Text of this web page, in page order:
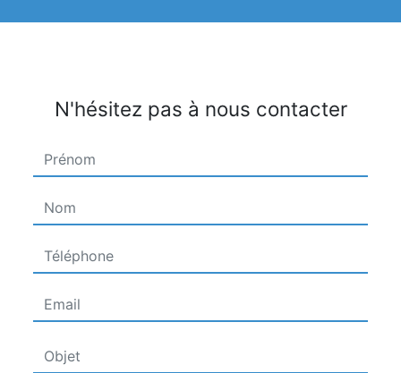
N'hésitez pas à nous contacter